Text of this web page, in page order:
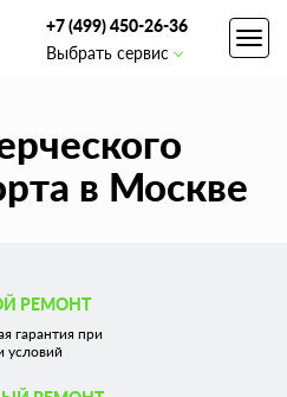
+7 (499) 450-26-36
Выбрать сервис
в Москве
РЕМОНТ
гарантия при
условий